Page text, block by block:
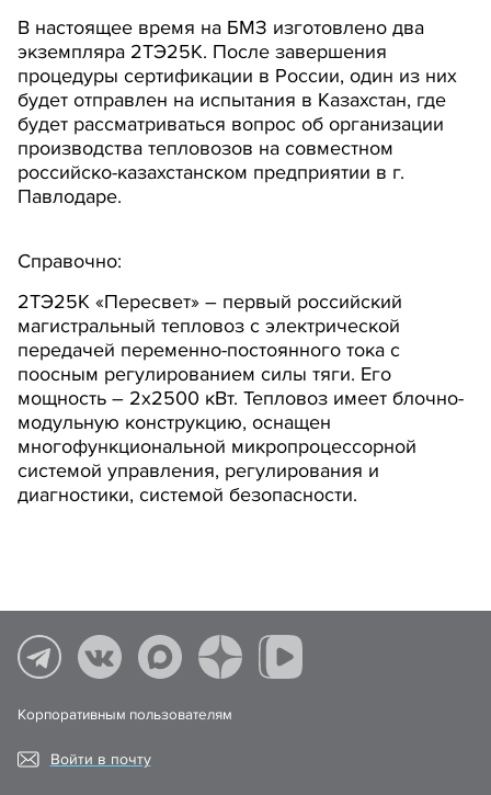
В настоящее время на БМЗ изготовлено два
экземпляра 2ТЭ25К. После завершения
процедуры сертификации в России, один из них
будет отправлен на испытания в Казахстан, где
будет рассматриваться вопрос об организации
производства тепловозов на совместном
российско-казахстанском предприятии в г.
Павлодаре.
Справочно:
2ТЭ25К «Пересвет» – первый российский
магистральный тепловоз с электрической
передачей переменно-постоянного тока с
поосным регулированием силы тяги. Его
мощность – 2х2500 кВт. Тепловоз имеет блочно-
модульную конструкцию, оснащен
многофункциональной микропроцессорной
системой управления, регулирования и
диагностики, системой безопасности.
Корпоративным пользователям
Войти в почту